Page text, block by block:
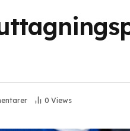
0 Views